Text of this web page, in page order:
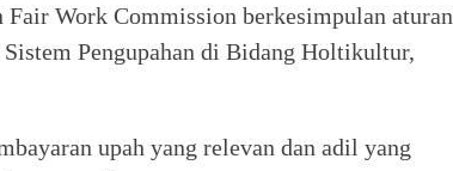
Work Commission berkesimpulan aturan
Pengupahan di Bidang Holtikultur,
upah yang relevan dan adil yang